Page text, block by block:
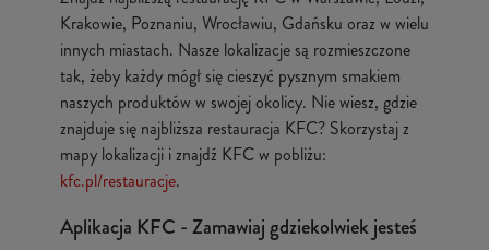
Krakowie, Poznaniu, Wrocławiu, Gdańsku oraz w wielu
innych miastach. Nasze lokalizacje są rozmieszczone
tak, żeby każdy mógł się cieszyć pysznym smakiem
naszych produktów w swojej okolicy. Nie wiesz, gdzie
znajduje się najbliższa restauracja KFC? Skorzystaj z
mapy lokalizacji i znajdź KFC w pobliżu:
kfc.pl/restauracje.
Aplikacja KFC - Zamawiaj gdziekolwiek jesteś